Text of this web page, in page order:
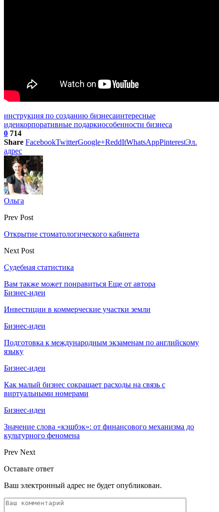
инструкция по созданию бизнесаинтересные
идеикорпоративные подаркиособенности бизнеса
0 714
Share FacebookTwitterGoogle+ReddItWhatsAppPinterestЭл.
адрес
Ольга
Prev Post
Открытие стоматологического кабинета
Next Post
Судебная статистика
Вам также может понравиться Еще от автора
Бизнес-идеи
Инвестиции в коммерческие участки земли
Бизнес-идеи
Подготовка к международным экзаменам по английскому
языку
Бизнес-идеи
Как малый бизнес сокращает расходы на связь с
виртуальными номерами
Бизнес-идеи
Значение слова «кэшбэк»: от финансового механизма до
культурного феномена
Prev Next
Оставьте ответ
Ваш электронный адрес не будет опубликован.